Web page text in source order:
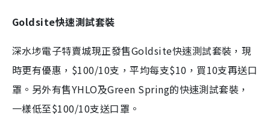
Goldsite快速測試套裝
深水埗電子特賣城現正發售Goldsite快速測試套裝，現
時更有優惠，$100/10支，平均每支$10，買10支再送口
罩。另外有售YHLO及Green Spring的快速測試套裝，
一樣低至$100/10支送口罩。